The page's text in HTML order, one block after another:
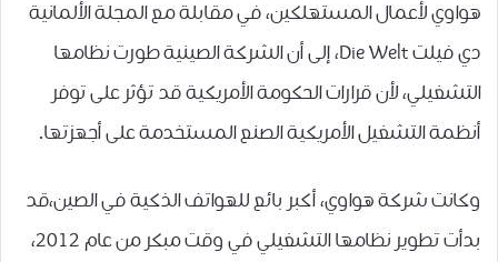
هواوي لأعمال المستهلكين، في مقابلة مع المجلة الألمانية
دي فيلت Die Welt، إلى أن الشركة الصينية طورت نظامها
التشغيلي، لأن قرارات الحكومة الأمريكية قد تؤثر على توفر
أنظمة التشغيل الأمريكية الصنع المستخدمة على أجهزتها.
وكانت شركة هواوي، أكبر بائع للهواتف الذكية في الصين،قد
بدأت تطوير نظامها التشغيلي في وقت مبكر من عام 2012،